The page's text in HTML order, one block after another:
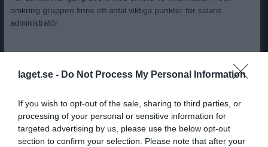
laget.se - Do Not Process My Personal Information
If you wish to opt-out of the sale, sharing to third parties, or
processing of your personal or sensitive information for
targeted advertising by us, please use the below opt-out
section to confirm your selection. Please note that after your
omkring gruppen finns ett antal viktiga punkter för sidans
administratör:
• Fylla på kalendern med alla inplanerade aktiviteter. Matcher
läggs till via Serier medan träningar och andra aktiviteter läggs till
via Aktiviteter.